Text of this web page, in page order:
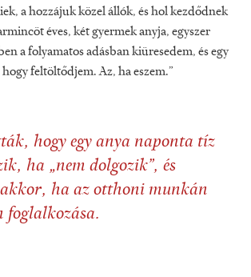
a hozzájuk közel állók, és hol kezdődnek
éves, két gyermek anyja, egyszer
a folyamatos adásban kiüresedem, és egy
feltöltődjem. Az, ha eszem.”
hogy egy anya naponta tíz
ha „nem dolgozik”, és
ha az otthoni munkán
foglalkozása.